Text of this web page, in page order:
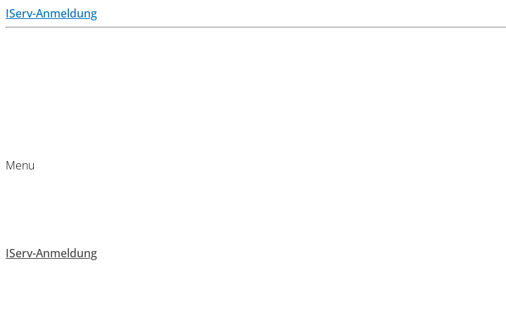
IServ-Anmeldung
Menu
IServ-Anmeldung